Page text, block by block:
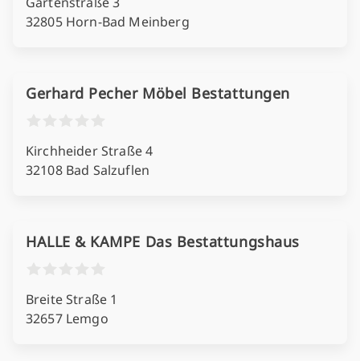
32805 Horn-Bad Meinberg
Gerhard Pecher Möbel Bestattungen
Kirchheider Straße 4
32108 Bad Salzuflen
HALLE & KAMPE Das Bestattungshaus
Breite Straße 1
32657 Lemgo